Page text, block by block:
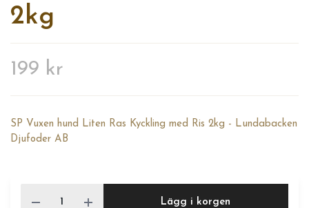
2kg
199 kr
SP Vuxen hund Liten Ras Kyckling med Ris 2kg - Lundabacken
Djufoder AB
Lägg i korgen